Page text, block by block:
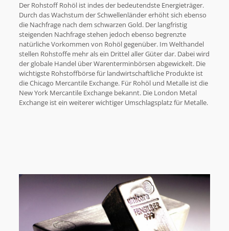
Der Rohstoff Rohöl ist indes der bedeutendste Energieträger.
Durch das Wachstum der Schwellenländer erhöht sich ebenso
die Nachfrage nach dem schwarzen Gold. Der langfristig
steigenden Nachfrage stehen jedoch ebenso begrenzte
natürliche Vorkommen von Rohöl gegenüber. Im Welthandel
stellen Rohstoffe mehr als ein Drittel aller Güter dar. Dabei wird
der globale Handel über Warenterminbörsen abgewickelt. Die
wichtigste Rohstoffbörse für landwirtschaftliche Produkte ist
die Chicago Mercantile Exchange. Für Rohöl und Metalle ist die
New York Mercantile Exchange bekannt. Die London Metal
Exchange ist ein weiterer wichtiger Umschlagsplatz für Metalle.